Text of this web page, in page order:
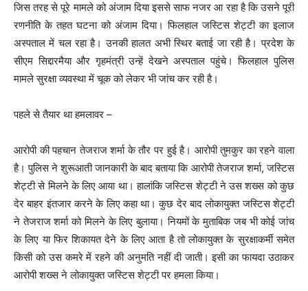
जिस तरह से पूरे मामले को अंजाम दिया इससे साफ नजर आ रहा है कि उसने पूरी
रणनीति के तहत घटना को अंजाम दिया। फिलहाल जस्टिस शेट्टी का इलाज
अस्पताल में चल रहा है। उनकी हालत अभी स्थिर बताई जा रही है। प्रदेश के
सीएम सिद्दारमैया और गृहमंत्री उन्हें देखने अस्पताल पहुंचे। फिलहाल पुलिस
मामले सुरक्षा व्यवस्था में चूक को लेकर भी जांच कर रही है।
पहले से तैयार था हमलावर –
आरोपी की पहचान तेजराज शर्मा के तौर पर हुई है। आरोपी तुमकुर का रहने वाला
है। पुलिस ने शुरूआती जानकारी के बाद बताया कि आरोपी तेजराज शर्मा, जस्टिस
शेट्टी से मिलने के लिए आया था। हालांकि जस्टिस शेट्टी ने उस शख्स को कुछ
देर बाहर इंतजार करने के लिए कहा था। कुछ देर बाद लोकायुक्त जस्टिस शेट्टी
ने तेजराज शर्मा को मिलने के लिए बुलाया। नियमों के मुताबिक जब भी कोई जांच
के लिए या फिर शिकायत देने के लिए आता है तो लोकायुक्त के सुरक्षाकर्मी समेत
किसी को उस कमरे में रहने की अनुमति नहीं दी जाती। इसी का फायदा उठाकर
आरोपी शख्स ने लोकायुक्त जस्टिस शेट्टी पर हमला किया।